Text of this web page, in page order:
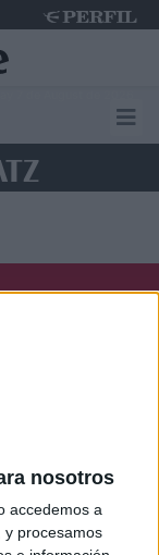
nosotros
accedemos a
y procesamos
BATimes